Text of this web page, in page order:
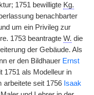
1751 bewilligte Kg.
benachbarter
um ein Privileg zur
1753 beantragte W. die
der Gebäude. Als
er den Bildhauer Ernst
1751 als Modelleur in
arbeitete seit 1756 Isaak